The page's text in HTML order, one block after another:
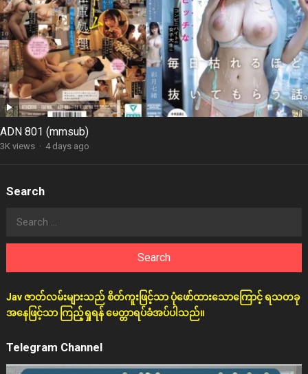
ADN 801 (mmsub)
3K views · 4 days ago
Search
Search
Jav ဇာတ်လမ်းများသည် စိတ်ကူးဖြင့်သာ ပုံဖော်ထားသောကြောင့် ရသတခု
အနေဖြင့်သာ ကြည့်ရှုရန် မေတ္တာရပ်ခံအပ်ပါသည်။
Telegram Channel